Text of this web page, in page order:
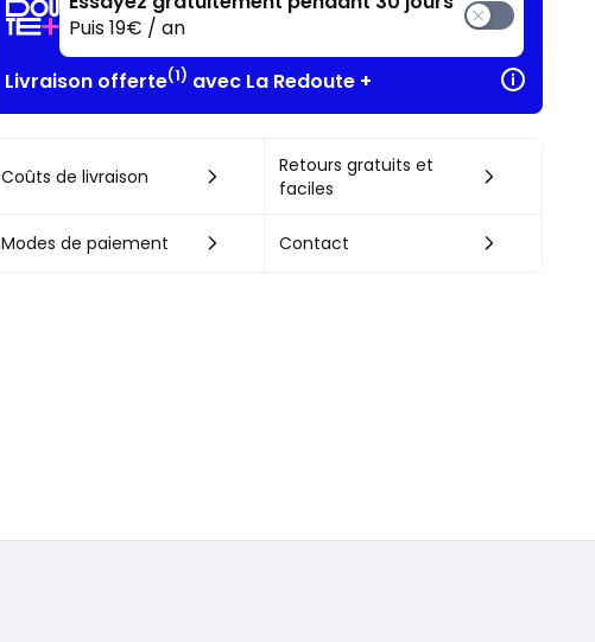
Puis 19€ / an
Livraison offerte(1) avec La Redoute +
Coûts de livraison
Retours gratuits et
faciles
Modes de paiement Contact